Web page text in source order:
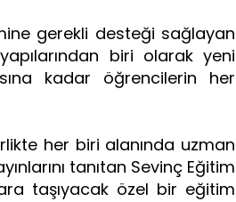
gerekli desteği sağlayan
biri olarak yeni
kadar öğrencilerin her
her biri alanında uzman
tanıtan Sevinç Eğitim
taşıyacak özel bir eğitim